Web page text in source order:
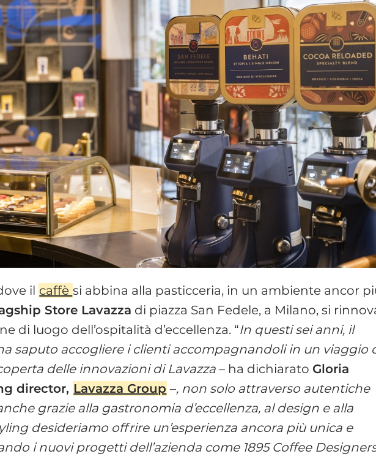
il caffè si abbina alla pasticceria, in un ambiente ancor
Store Lavazza di piazza San Fedele, a Milano, si
di luogo dell’ospitalità d’eccellenza. “In questi sei anni, il
saputo accogliere i clienti accompagnandoli in un viaggio
delle innovazioni di Lavazza – ha dichiarato Gloria
director, Lavazza Group –, non solo attraverso autentiche
grazie alla gastronomia d’eccellenza, al design e alla
desideriamo offrire un’esperienza ancora più unica e
i nuovi progetti dell’azienda come 1895 Coffee